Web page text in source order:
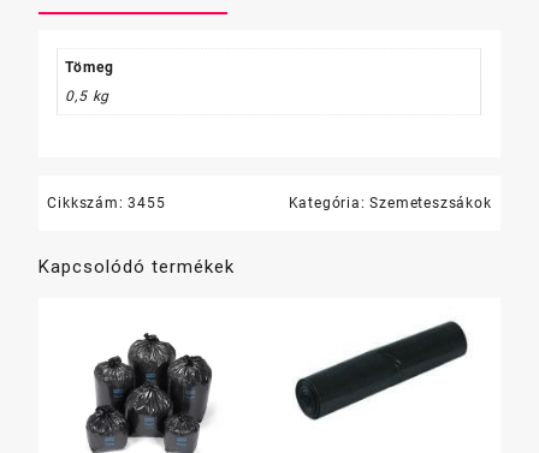
10
fekete,
kék
40
Tömeg
0,5 kg
Cikkszám:3455 Kategória:Szemeteszsákok
Kapcsolódó termékek